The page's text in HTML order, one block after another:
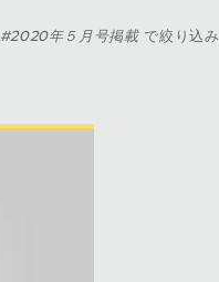
#2020年５月号掲載で絞り込み